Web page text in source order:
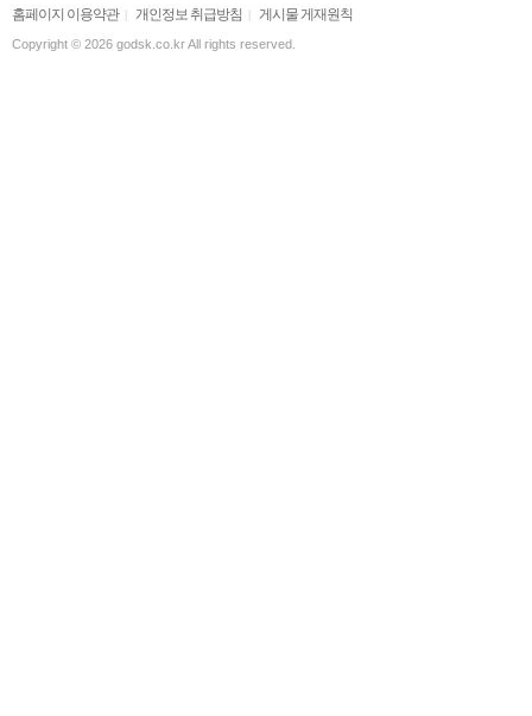
홈페이지 이용약관| 개인정보 취급방침 | 게시물 게재원칙
Copyright © 2026 godsk.co.kr All rights reserved.